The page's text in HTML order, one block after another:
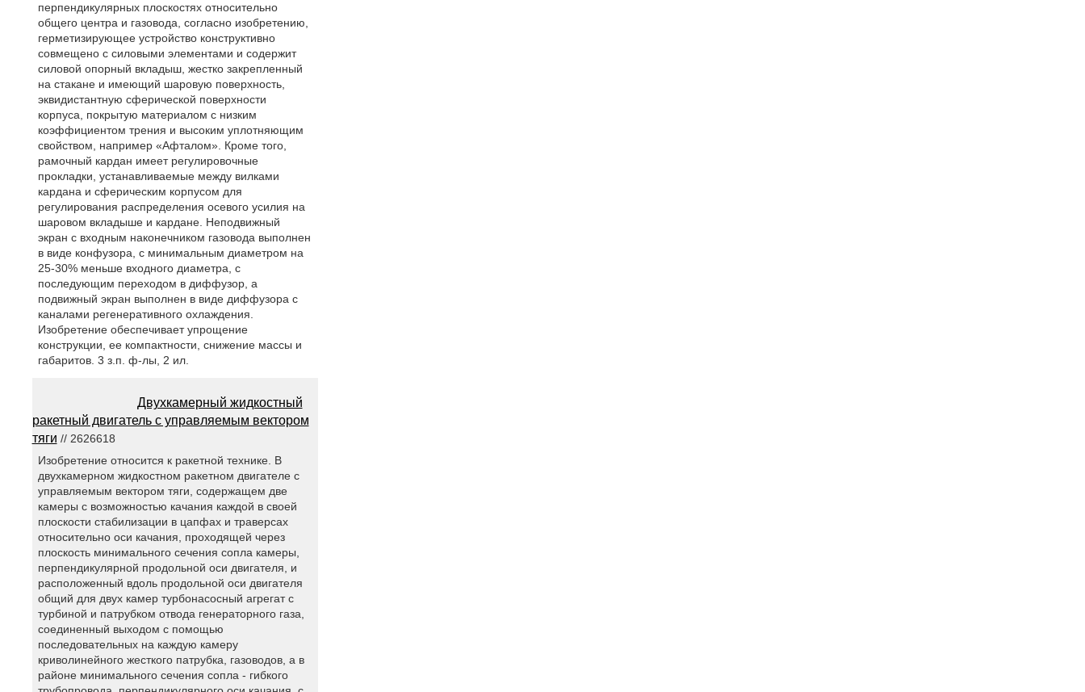
перпендикулярных плоскостях относительно
общего центра и газовода, согласно изобретению,
герметизирующее устройство конструктивно
совмещено с силовыми элементами и содержит
силовой опорный вкладыш, жестко закрепленный
на стакане и имеющий шаровую поверхность,
эквидистантную сферической поверхности
корпуса, покрытую материалом с низким
коэффициентом трения и высоким уплотняющим
свойством, например «Афталом». Кроме того,
рамочный кардан имеет регулировочные
прокладки, устанавливаемые между вилками
кардана и сферическим корпусом для
регулирования распределения осевого усилия на
шаровом вкладыше и кардане. Неподвижный
экран с входным наконечником газовода выполнен
в виде конфузора, с минимальным диаметром на
25-30% меньше входного диаметра, с
последующим переходом в диффузор, а
подвижный экран выполнен в виде диффузора с
каналами регенеративного охлаждения.
Изобретение обеспечивает упрощение
конструкции, ее компактности, снижение массы и
габаритов. 3 з.п. ф-лы, 2 ил.
Двухкамерный жидкостный
ракетный двигатель с управляемым вектором
тяги // 2626618
Изобретение относится к ракетной технике. В
двухкамерном жидкостном ракетном двигателе с
управляемым вектором тяги, содержащем две
камеры с возможностью качания каждой в своей
плоскости стабилизации в цапфах и траверсах
относительно оси качания, проходящей через
плоскость минимального сечения сопла камеры,
перпендикулярной продольной оси двигателя, и
расположенный вдоль продольной оси двигателя
общий для двух камер турбонасосный агрегат с
турбиной и патрубком отвода генераторного газа,
соединенный выходом с помощью
последовательных на каждую камеру
криволинейного жесткого патрубка, газоводов, а в
районе минимального сечения сопла - гибкого